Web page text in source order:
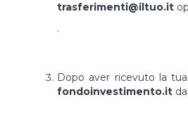
trasferimenti@iltuo.it
.
Dopo aver ricevuto la
fondoinvestimento.it